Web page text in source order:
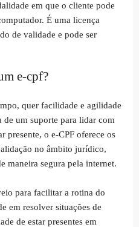
em que o cliente pode
É uma licença
de validade e pode ser
e-cpf?
quer facilidade e agilidade
de um suporte para lidar com
presente, o e-CPF oferece os
no âmbito jurídico,
maneira segura pela internet.
para facilitar a rotina do
em resolver situações de
de estar presentes em